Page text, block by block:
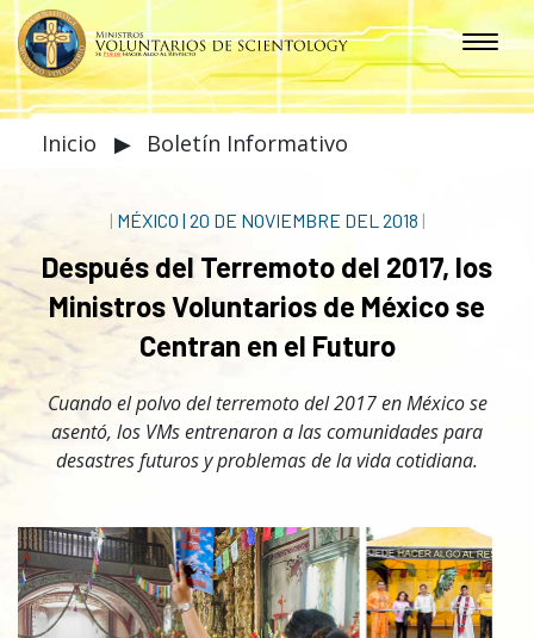
Inicio ▶ Boletín Informativo
| MÉXICO | 20 DE NOVIEMBRE DEL 2018 |
Después del Terremoto del 2017, los
Ministros Voluntarios de México se
Centran en el Futuro
Cuando el polvo del terremoto del 2017 en México se
asentó, los VMs entrenaron a las comunidades para
desastres futuros y problemas de la vida cotidiana.